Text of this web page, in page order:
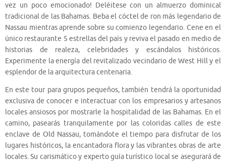
vez un poco emocionado! Deléitese con un almuerzo dominical
tradicional de las Bahamas. Beba el cóctel de ron más legendario de
Nassau mientras aprende sobre su comienzo legendario. Cene en el
único restaurante 5 estrellas del país y reviva el pasado en medio de
historias de realeza, celebridades y escándalos históricos.
Experimente la energía del revitalizado vecindario de West Hill y el
esplendor de la arquitectura centenaria.
En este tour para grupos pequeños, también tendrá la oportunidad
exclusiva de conocer e interactuar con los empresarios y artesanos
locales ansiosos por mostrarle la hospitalidad de las Bahamas. En el
camino, pasearás tranquilamente por las coloridas calles de este
enclave de Old Nassau, tomándote el tiempo para disfrutar de los
lugares históricos, la encantadora flora y las vibrantes obras de arte
locales. Su carismático y experto guía turístico local se asegurará de